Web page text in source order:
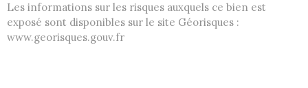
Les informations sur les risques auxquels ce bien est
exposé sont disponibles sur le site Géorisques :
www.georisques.gouv.fr